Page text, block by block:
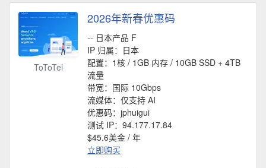
ToToTel
2026年新春优惠码
-- 日本产品 F
IP 归属：日本
配置：1核 / 1GB 内存 / 10GB SSD + 4TB
流量
带宽：国际 10Gbps
流媒体：仅支持 AI
优惠码：jphuigui
测试 IP：94.177.17.84
$45.6美金 / 年
立即购买